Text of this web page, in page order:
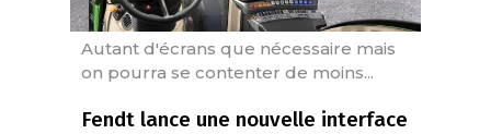
Autant d'écrans que nécessaire mais
on pourra se contenter de moins...
Fendt lance une nouvelle interface